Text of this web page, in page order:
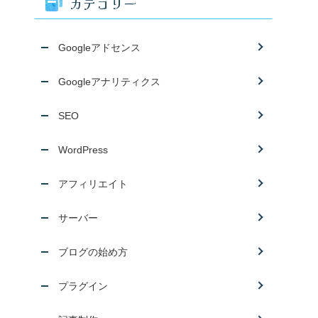
Googleアドセンス
Googleアナリティクス
SEO
WordPress
アフィリエイト
サーバー
ブログの始め方
プラグイン